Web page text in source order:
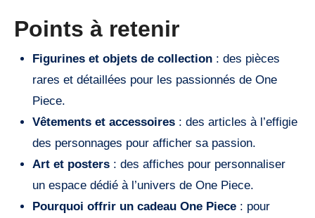
Points à retenir
Figurines et objets de collection: des pièces
rares et détaillées pour les passionnés de One
Piece.
Vêtements et accessoires: des articles à l’effigie
des personnages pour afficher sa passion.
Art et posters: des affiches pour personnaliser
un espace dédié à l’univers de One Piece.
Pourquoi offrir un cadeau One Piece: pour